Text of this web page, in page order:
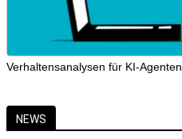
Verhaltensanalysen für KI-Agenten
NEWS